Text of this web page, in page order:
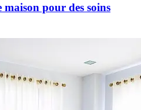
pour des soins